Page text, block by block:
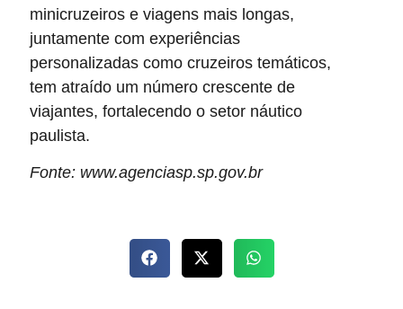
minicruzeiros e viagens mais longas,
juntamente com experiências
personalizadas como cruzeiros temáticos,
tem atraído um número crescente de
viajantes, fortalecendo o setor náutico
paulista.
Fonte: www.agenciasp.sp.gov.br